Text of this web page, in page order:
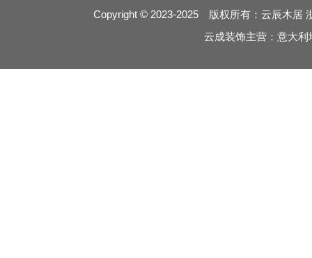
Copyright © 2023-2025 版权所有：云辰木居
云成装饰主营：意大